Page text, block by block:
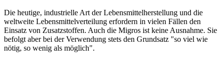
Die heutige, industrielle Art der Lebensmittelherstellung und die
weltweite Lebensmittelverteilung erfordern in vielen Fällen den
Einsatz von Zusatzstoffen. Auch die Migros ist keine Ausnahme. Sie
befolgt aber bei der Verwendung stets den Grundsatz "so viel wie
nötig, so wenig als möglich".